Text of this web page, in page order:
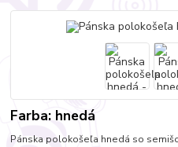
Farba: hnedá
Pánska polokošeľa hnedá so